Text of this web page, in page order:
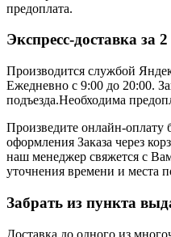
предоплата.
Экспресс-доставка за
Производится службой
Ежедневно с 9:00 до 20:00.
подъезда.Необходима
Произведите онлайн-оплату
оформления Заказа через
наш менеджер свяжется с
уточнения времени и места
Забрать из пункта
Доставка до одного из